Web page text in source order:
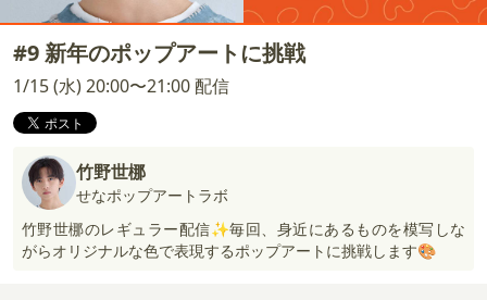
#9 新年のポップアートに挑戦
1/15 (水) 20:00〜21:00 配信
竹野世梛
せなポップアートラボ
竹野世梛のレギュラー配信✨毎回、身近にあるものを模写しな
がらオリジナルな色で表現するポップアートに挑戦します🎨